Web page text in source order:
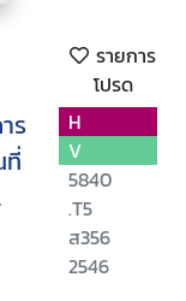
รายการ
โปรด
ร
ที่
H
V
5840
.T5
ส356
2546